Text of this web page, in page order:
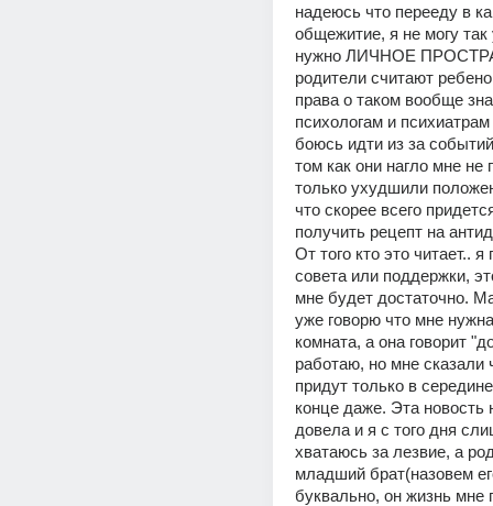
надеюсь что перееду в
общежитие, я не могу
нужно ЛИЧНОЕ
родители считают
права о таком вообще
психологам и
боюсь идти из за
том как они нагло мне не
только ухудшили
что скорее всего
получить рецепт на
От того кто это читает..
совета или поддержки,
мне будет достаточно.
уже говорю что мне
комната, а она говорит
работаю, но мне сказали
придут только в
конце даже. Эта новость
довела и я с того дня
хватаюсь за лезвие, а
младший брат(назовем
буквально, он жизнь мне